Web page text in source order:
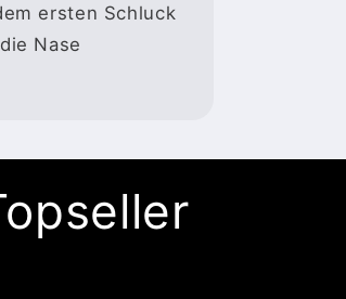
ersten Schluck
Nase